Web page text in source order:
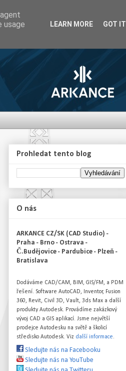
Prohledat tento blog
O nás
ARKANCE CZ/SK (CAD Studio) -
Praha - Brno - Ostrava -
Č.Budějovice - Pardubice - Plzeň -
Bratislava
Dodáváme CAD/CAM, BIM, GIS/FM, a PDM
řešení. Software AutoCAD, Inventor, Fusion
360, Revit, Civil 3D, Vault, 3ds Max a další
produkty Autodesk. Provádíme zakázkový
vývoj CAD a GIS aplikací. Jsme největší
prodejce Autodesku na světě a školicí
středisko Autodesk. Viz další informace.
Sledujte nás na Facebooku
Sledujte nás na YouTube
usage
LEARN MORE GOT IT